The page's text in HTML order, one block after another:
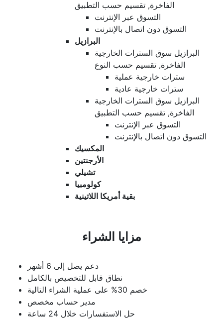
الفاخرة, تقسيم حسب التطبيق
التسوق عبر الإنترنت
التسوق دون اتصال بالإنترنت
البرازيل
البرازيل سوق السترات الخارجية
الفاخرة, تقسيم حسب النوع
سترات خارجية عملية
سترات خارجية عادية
البرازيل سوق السترات الخارجية
الفاخرة, تقسيم حسب التطبيق
التسوق عبر الإنترنت
التسوق دون اتصال بالإنترنت
المكسيك
الأرجنتين
تشيلي
كولومبيا
بقية أمريكا اللاتينية
مزايا الشراء
دعم يصل إلى 6 أشهر
نطاق قابل للتخصيص بالكامل
خصم 30% على عملية الشراء التالية
مدير حساب مخصص
حل الاستفسارات خلال 24 ساعة